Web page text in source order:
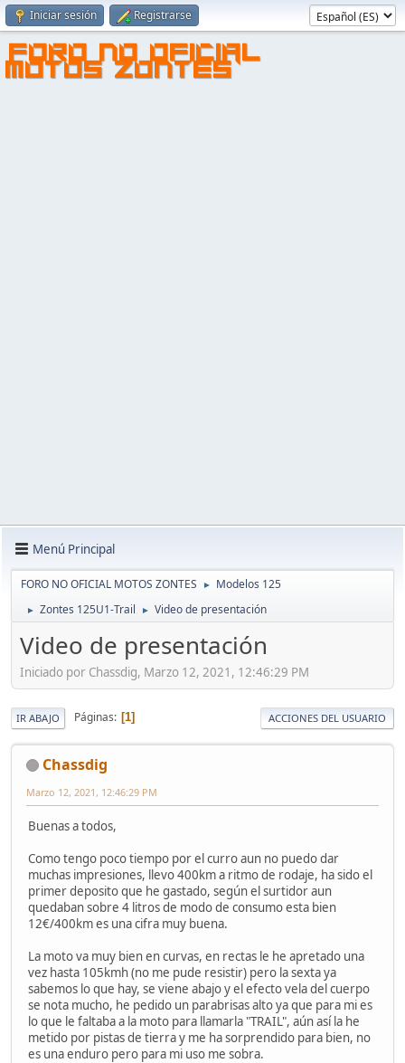
Iniciar sesión Registrarse
FORO NO OFICIAL
MOTOS ZONTES
Menú Principal
FORO NO OFICIAL MOTOS ZONTES ► Modelos 125
► Zontes 125U1-Trail ► Video de presentación
Video de presentación
Iniciado por Chassdig, Marzo 12, 2021, 12:46:29 PM
IR ABAJO Páginas 1 ACCIONES DEL USUARIO
Chassdig
Marzo 12, 2021, 12:46:29 PM
Buenas a todos,
Como tengo poco tiempo por el curro aun no puedo dar
muchas impresiones, llevo 400km a ritmo de rodaje, ha sido el
primer deposito que he gastado, según el surtidor aun
quedaban sobre 4 litros de modo de consumo esta bien
12€/400km es una cifra muy buena.
La moto va muy bien en curvas, en rectas le he apretado una
vez hasta 105kmh (no me pude resistir) pero la sexta ya
sabemos lo que hay, se viene abajo y el efecto vela del cuerpo
se nota mucho, he pedido un parabrisas alto ya que para mi es
lo que le faltaba a la moto para llamarla "TRAIL", aún así la he
metido por pistas de tierra y me ha sorprendido para bien, no
es una enduro pero para mi uso me sobra.